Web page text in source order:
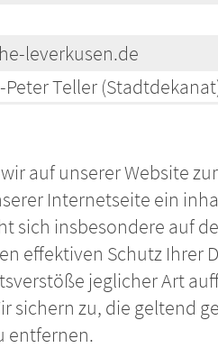
leverkusen.de
Peter Teller
auf unserer Website
Internetseite ein
sich insbesondere auf
effektiven Schutz Ihrer
jeglicher Art
zu, die geltend
entfernen.